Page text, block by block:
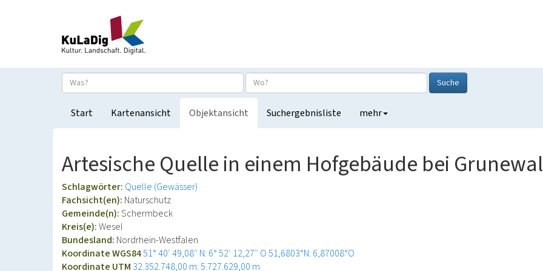
Suche
Start Kartenansicht Objektansicht Suchergebnisliste mehr
Artesische Quelle in einem Hofgebäude bei
Schlagwörter: Quelle (Gewässer)
Fachsicht(en): Naturschutz
Gemeinde(n):Schermbeck
Kreis(e):Wesel
Bundesland: Nordrhein-Westfalen
Koordinate WGS8451° 40′ 49,08″ N: 6° 52′ 12,27″ O51,6803°N: 6,87008°O
Koordinate UTM 32.352.748,00 m: 5.727.629,00 m